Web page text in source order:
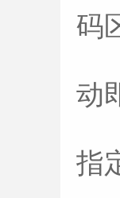
码
动
指